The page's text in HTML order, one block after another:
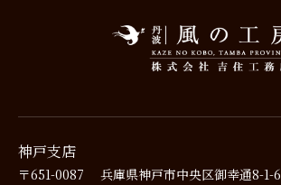
神戸支店
〒651-0087 兵庫県神戸市中央区御幸通8-1-6